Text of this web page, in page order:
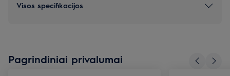
Visos specifikacijos
Pagrindiniai privalumai